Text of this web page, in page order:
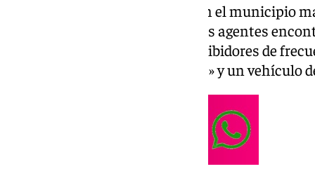
A la captura de este individuo en el municipio
registro de su vivienda, donde los agentes
municionadas, cartuchería, inhibidores de
matrículas francesas «dobladas» y un vehículo